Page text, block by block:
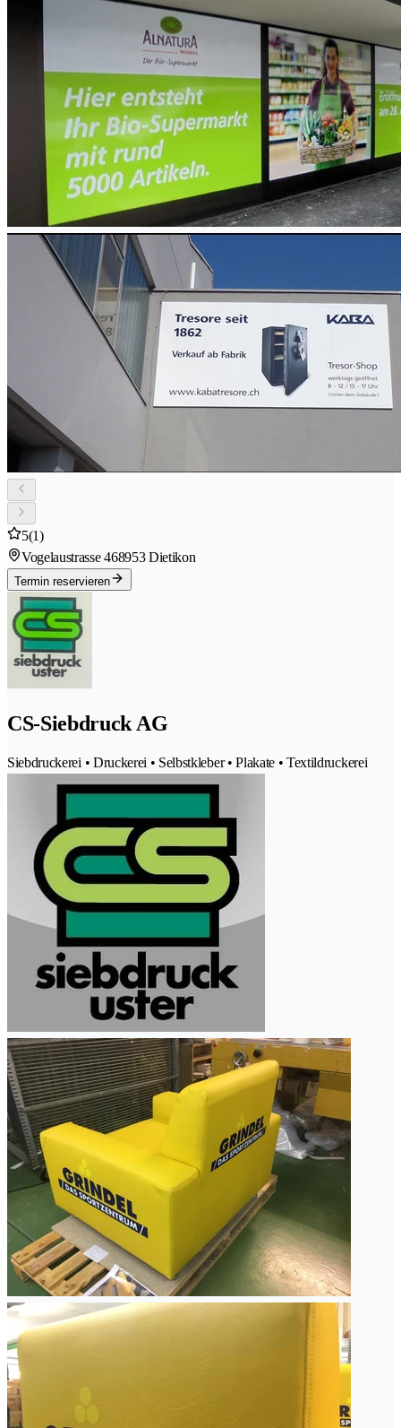
5(1)
Vogelaustrasse 468953 Dietikon
Termin reservieren
CS-Siebdruck AG
Siebdruckerei • Druckerei • Selbstkleber • Plakate • Textildruckerei